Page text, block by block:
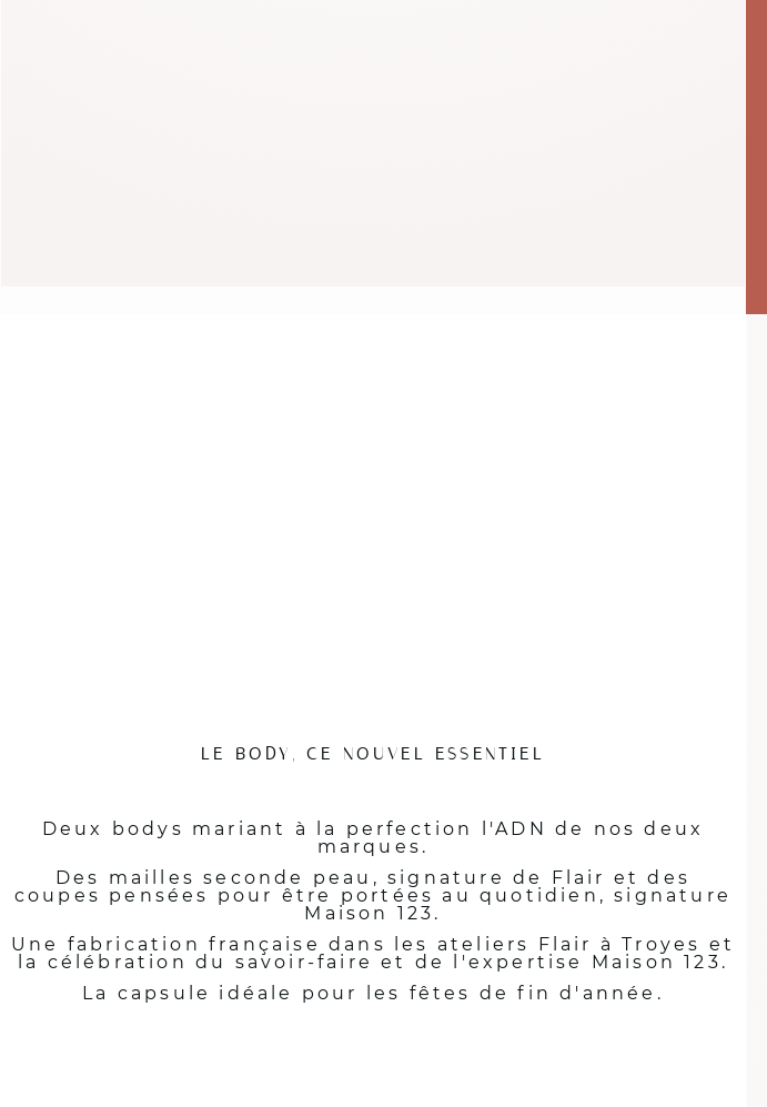
LE BODY, CE NOUVEL ESSENTIEL
Deux bodys mariant à la perfection l'ADN de nos deux
marques.
Des mailles seconde peau, signature de Flair et des
coupes pensées pour être portées au quotidien, signature
Maison 123.
Une fabrication française dans les ateliers Flair à Troyes et
la célébration du savoir-faire et de l'expertise Maison 123.
La capsule idéale pour les fêtes de fin d'année.